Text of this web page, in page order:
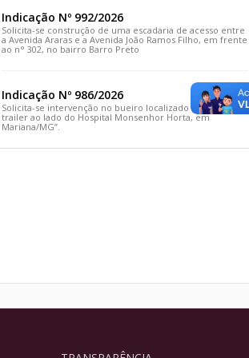
Indicação Nº 992/2026
Solicita-se construção de uma escadaria de acesso entre
a Avenida Araras e a Avenida João Ramos Filho, em frente
ao n° 302, no bairro Barro Preto
Indicação Nº 986/2026
Solicita-se intervenção no bueiro localizado em frente ao
trailer ao lado do Hospital Monsenhor Horta, em
Mariana/MG”.